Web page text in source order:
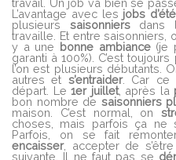
travail. Un job va bien se
L’avantage avec les jobs d’été
plusieurs saisonniersdans
travaille. Et entre
y a une bonne ambiance(je
garanti à 100%). C’est
l’on est plusieurs débutants.
autres et s’entraider. Car ce
départ. Le 1er juillet, après la
bon nombre de saisonniers
maison. C’est normal, on
choses, mais parfois ça ne
Parfois, on se fait
encaisser, accepter de
suivante. Il ne faut pas se